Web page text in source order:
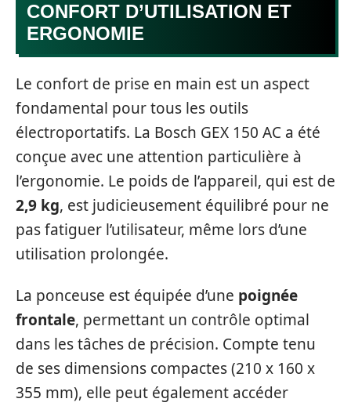
CONFORT D’UTILISATION ET
ERGONOMIE
Le confort de prise en main est un aspect
fondamental pour tous les outils
électroportatifs. La Bosch GEX 150 AC a été
conçue avec une attention particulière à
l’ergonomie. Le poids de l’appareil, qui est de
2,9 kg, est judicieusement équilibré pour ne
pas fatiguer l’utilisateur, même lors d’une
utilisation prolongée.
La ponceuse est équipée d’une poignée
frontale, permettant un contrôle optimal
dans les tâches de précision. Compte tenu
de ses dimensions compactes (210 x 160 x
355 mm), elle peut également accéder